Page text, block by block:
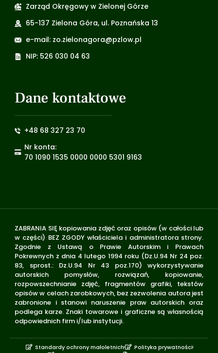
Zarząd Okręgowy w Zielonej Górze
65-137 Zielona Góra, ul. Poznańska 13
e-mail: zo.zielonagora@pzlow.pl
NIP: 526 030 04 63
Dane kontaktowe
+48 68 327 23 70
Nr konta:
70 1090 1535 0000 0000 5301 9163
ZABRANIA SIĘ kopiowania zdjęć oraz opisów (w całości lub
w części) BEZ ZGODY właściciela i administratora strony.
Zgodnie z Ustawą o Prawie Autorskim i Prawach
Pokrewnych z dnia 4 lutego 1994 roku (Dz.U.94 Nr 24 poz.
83, sprost.: Dz.U.94 Nr 43 poz.170) wykorzystywanie
autorskich pomysłów, rozwiązań, kopiowanie,
rozpowszechnianie zdjęć, fragmentów grafiki, tekstów
opisów w celach zarobkowych, bez zezwolenia autora jest
zabronione i stanowi naruszenie praw autorskich oraz
podlega karze. Znaki towarowe i graficzne są własnością
odpowiednich firm i/lub instytucji.
Standardy ochrony małoletnich
Polityka prywatności